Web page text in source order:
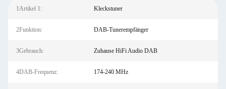
1Artikel 1: Kleckstuner
2Funktion: DAB-Tunerempfänger
3Gebrauch: Zuhause HiFi Audio DAB
4DAB-Frequenz: 174-240 MHz